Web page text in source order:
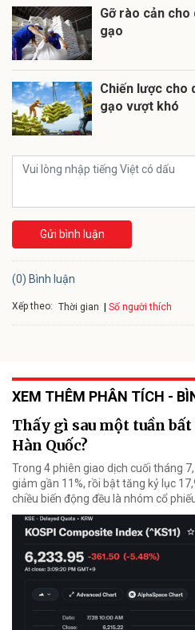
Gỡ rào cản cho
gạo
Chiến lược cho
gạo vượt khó
Gửi bình luận
(0) Bình luận
Xếp theo: Thời gian Số người thích
XEM THÊM PHÂN TÍCH -
Thấy gì sau một tuần
Hàn Quốc?
Trong 4 phiên giao dịch cuối tháng
giảm gần 11%, rồi bật tăng kỷ lục
chiều biến động đều là nhóm cổ